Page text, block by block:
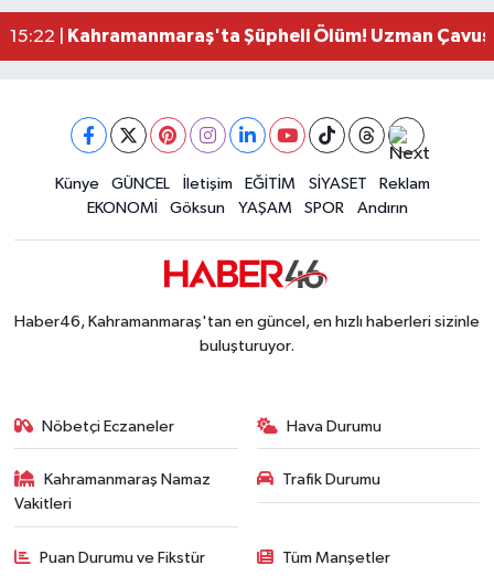
15:22 |
Kahramanmaraş'ta Şüpheli Ölüm! Uzman
15:10 |Kahramanmaraş'ta Korku Dolu Anlar! Metruk
Tayland'daki Okul Saldırısı Kahramanmaraş
Kahramanmaraş'taki Okul Saldırısı Sonrası
12:31 |Kahramanmaraş Ağustos Fuarı'nda Funda Arar
Kahramanmaraş'ta Hacı Murat Caddesi Baştan
12:09 |Kahramanmaraş'ta Madrigal Coşkusu! Fuar
Kahramanmaraş'ta Said Bey Sitesi Davasında 3
Künye GÜNCEL İletişim EĞİTİM SİYASET
Reklam
EKONOMİ
Göksun YAŞAM SPOR Andırın
Haber46, Kahramanmaraş'tan en güncel, en hızlı haberleri sizinle
buluşturuyor.
Nöbetçi Eczaneler Hava Durumu
Kahramanmaraş Namaz
Vakitleri
Trafik Durumu
Puan Durumu ve Fikstür Tüm Manşetler